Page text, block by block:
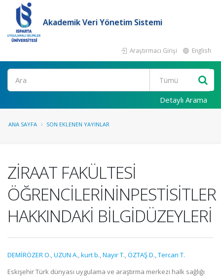
Akademik Veri Yönetim Sistemi
Araştırmacı Girişi English
Ara
Detaylı Arama
ANA SAYFA SON EKLENEN YAYINLAR
ZİRAAT FAKÜLTESİ
ÖĞRENCİLERİNİNPESTİSİTLER
HAKKINDAKİ BİLGİDÜZEYLERİ
DEMİRÖZER O.,UZUN A.,kurt b.,Nayir T.,ÖZTAŞ D.,Tercan T.
Eskişehir Türk dünyası uygulama ve araştırma merkezi halk sağlığı